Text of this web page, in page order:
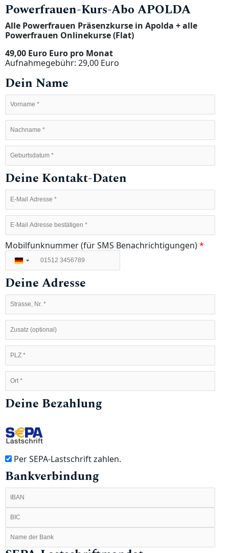
Powerfrauen-Kurs-Abo APOLDA
Alle Powerfrauen Präsenzkurse in Apolda + alle
Powerfrauen Onlinekurse (Flat)
49,00 Euro Euro pro Monat
Aufnahmegebühr: 29,00 Euro
Dein Name
Deine Kontakt-Daten
Mobilfunknummer (für SMS Benachrichtigungen)*
Deutschland
+49
Deine Adresse
Deine Bezahlung
Per SEPA-Lastschrift zahlen.
Bankverbindung